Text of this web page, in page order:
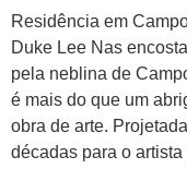
Residência em
Duke Lee Nas
pela neblina de
é mais do que um
obra de arte.
décadas para o